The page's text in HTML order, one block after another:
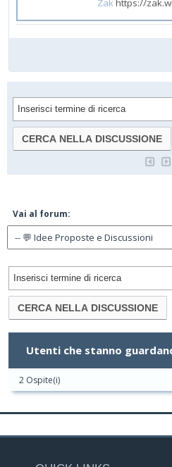
Zakhttps://
Vai al forum:
Utenti che stanno
2 Ospite(i)